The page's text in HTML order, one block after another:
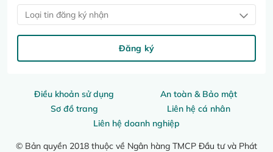
Điều khoản sử dụng
An toàn & Bảo mật
Sơ đồ trang
Liên hệ cá nhân
Liên hệ doanh nghiệp
© Bản quyền 2018 thuộc về Ngân hàng TMCP Đầu tư và Phát
Loại tin đăng ký nhận
Đăng ký